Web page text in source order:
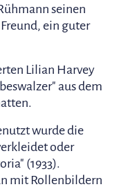
seinen
ein guter
Lilian Harvey
aus dem
wurde die
oder
(1933).
mit Rollenbildern